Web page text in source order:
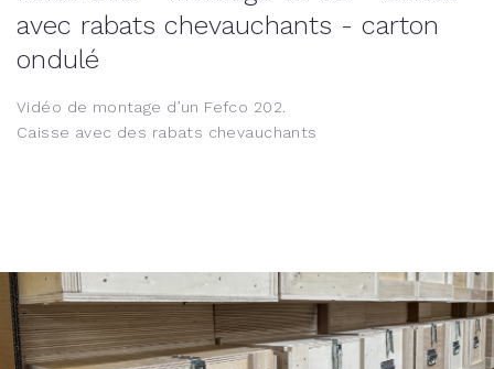
avec rabats chevauchants - carton
ondulé
Vidéo de montage d’un Fefco 202.
Caisse avec des rabats chevauchants